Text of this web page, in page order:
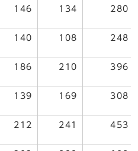
146 134 280
140 108 248
186 210 396
139 169 308
212 241 453